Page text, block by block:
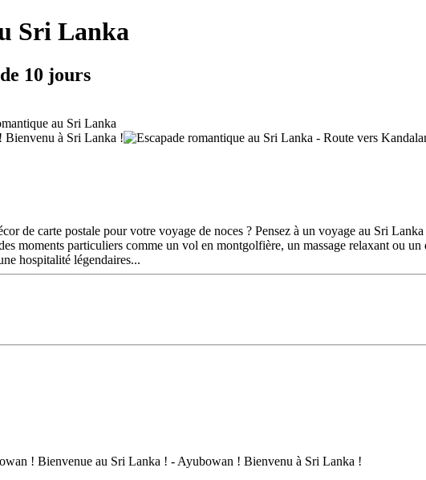
Sri Lanka
10 jours
de carte postale pour votre voyage de noces ? Pensez à un voyage au Sri
moments particuliers comme un vol en montgolfière, un massage relaxant ou
hospitalité légendaires...